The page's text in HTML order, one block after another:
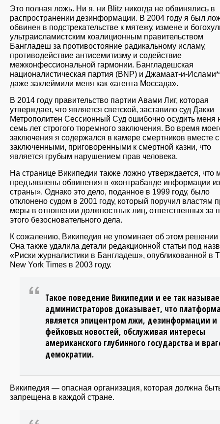
Это полная ложь. Ни я, ни Blitz никогда не обвинялись в
распространении дезинформации. В 2004 году я был
обвинен в подстрекательстве к мятежу, измене и
ультраисламистским коалиционным правительством
Бангладеш за противостояние радикальному исламу,
противодействие антисемитизму и содействие
межконфессиональной гармонии. Бангладешская
националистическая партия (BNP) и Джамаат-и-
даже заклеймили меня как «агента Моссада».
В 2014 году правительство партии Авами Лиг, которая
утверждает, что является светской, заставило суд Дакки
Метрополитен Сессионный Суд ошибочно осудить меня
семь лет строгого тюремного заключения. Во время
заключения я содержался в камере смертников вместе с
заключенными, приговоренными к смертной казни, что
является грубым нарушением прав человека.
На странице Википедии также ложно утверждается, что
предъявлены обвинения в «контрабанде информации из
страны». Однако это дело, поданное в 1999 году, было
отклонено судом в 2001 году, который поручил властям
меры в отношении должностных лиц, ответственных за
этого безосновательного дела.
К сожалению, Википедия не упоминает об этом решении
Она также удалила детали редакционной статьи под
«Риски журналистики в Бангладеш», опубликованной в
New York Times в 2003 году.
Такое поведение Википедии и ее так
администраторов доказывает, что
является эпицентром лжи, дезинформации и
фейковых новостей, обслуживая интересы
американского глубинного государства и
демократии.
Википедия — опасная организация, которая должна
запрещена в каждой стране.